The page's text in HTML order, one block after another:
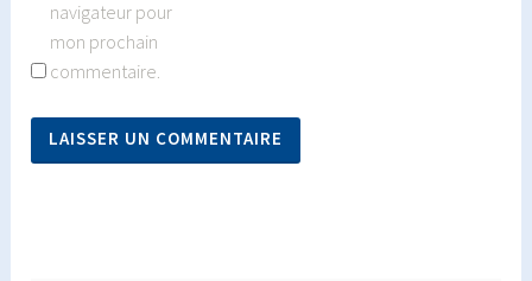
navigateur pour
mon prochain
commentaire.